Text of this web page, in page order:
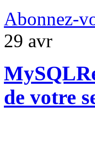
Abonnez-
29 avr
de votre